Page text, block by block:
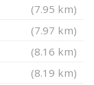
(7.95 km)
(7.97 km)
(8.16 km)
(8.19 km)